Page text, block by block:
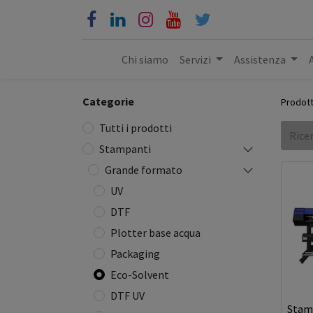
Chi siamo Servizi Assistenza
Categorie
Tutti i prodotti
Stampanti
Grande formato
UV
DTF
Plotter base acqua
Packaging
Eco-Solvent
DTF UV